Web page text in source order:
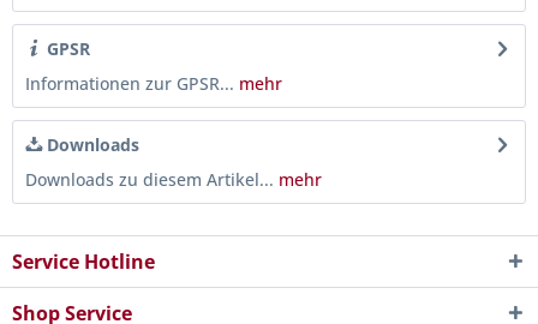
GPSR
Informationen zur GPSR... mehr
Downloads
Downloads zu diesem Artikel... mehr
Service Hotline
Shop Service